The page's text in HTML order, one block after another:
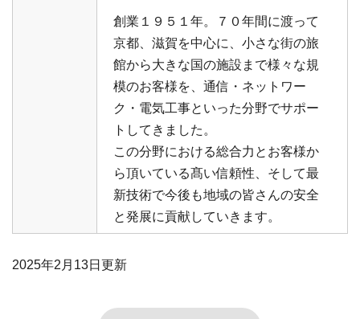
創業１９５１年。７０年間に渡って
京都、滋賀を中心に、小さな街の旅
館から大きな国の施設まで様々な規
模のお客様を、通信・ネットワー
ク・電気工事といった分野でサポー
トしてきました。
この分野における総合力とお客様か
ら頂いている髙い信頼性、そして最
新技術で今後も地域の皆さんの安全
と発展に貢献していきます。
2025年2月13日 更新